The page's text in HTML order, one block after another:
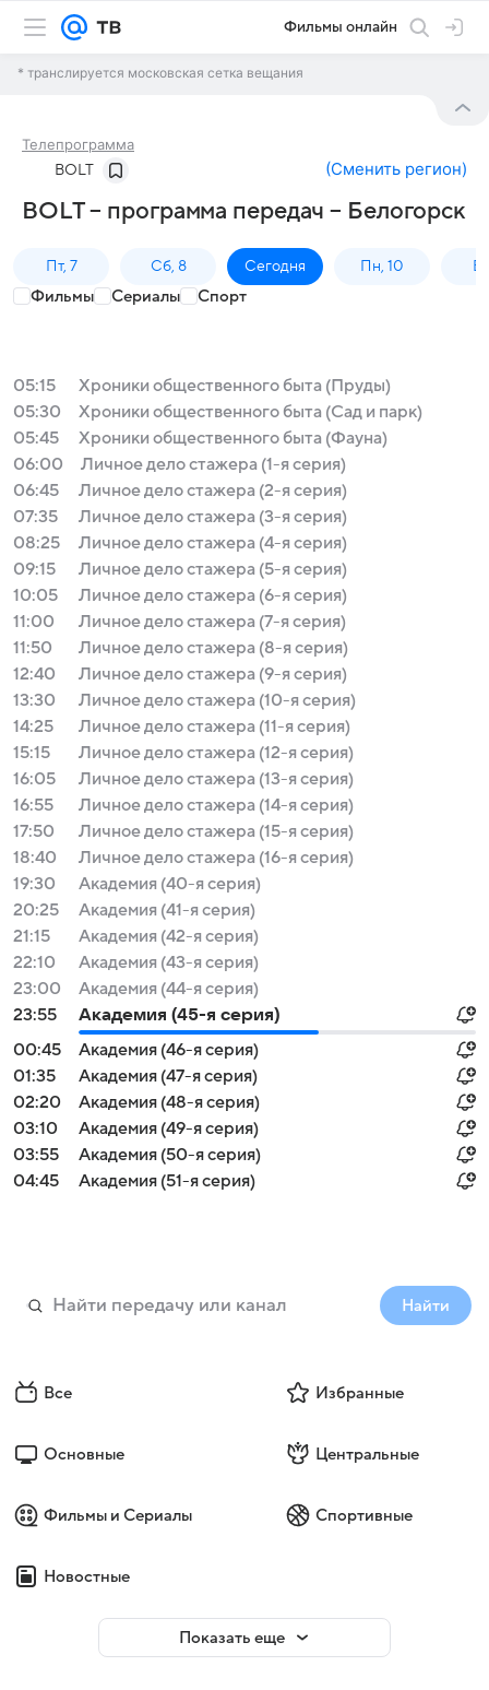
Фильмы онлайн
* транслируется московская сетка вещания
Телепрограмма
BOLT (Сменить регион)
BOLT – программа передач – Белогорск
Пт, 7 Сб, 8 Сегодня Пн, 10
Фильмы Сериалы Спорт
05:15
Хроники общественного быта (Пруды)
05:30
Хроники общественного быта (Сад и парк)
05:45
Хроники общественного быта (Фауна)
06:00
Личное дело стажера (1-я серия)
06:45
Личное дело стажера (2-я серия)
07:35
Личное дело стажера (3-я серия)
08:25
Личное дело стажера (4-я серия)
09:15
Личное дело стажера (5-я серия)
10:05
Личное дело стажера (6-я серия)
11:00
Личное дело стажера (7-я серия)
11:50
Личное дело стажера (8-я серия)
12:40
Личное дело стажера (9-я серия)
13:30
Личное дело стажера (10-я серия)
14:25
Личное дело стажера (11-я серия)
15:15
Личное дело стажера (12-я серия)
16:05
Личное дело стажера (13-я серия)
16:55
Личное дело стажера (14-я серия)
17:50
Личное дело стажера (15-я серия)
18:40
Личное дело стажера (16-я серия)
19:30
Академия (40-я серия)
20:25
Академия (41-я серия)
21:15
Академия (42-я серия)
22:10
Академия (43-я серия)
23:00
Академия (44-я серия)
23:55
Академия (45-я серия)
00:45
Академия (46-я серия)
01:35
Академия (47-я серия)
02:20
Академия (48-я серия)
03:10
Академия (49-я серия)
03:55
Академия (50-я серия)
04:45
Академия (51-я серия)
Найти
Все Избранные
Основные Центральные
Фильмы и Сериалы Спортивные
Новостные
Показать еще